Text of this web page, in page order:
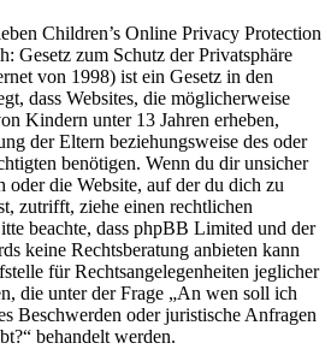
Children’s Online Privacy Protection
Gesetz zum Schutz der Privatsphäre
von 1998) ist ein Gesetz in den
dass Websites, die möglicherweise
Kindern unter 13 Jahren erheben,
der Eltern beziehungsweise des oder
benötigen. Wenn du dir unsicher
oder die Website, auf der du dich zu
zutrifft, ziehe einen rechtlichen
beachte, dass phpBB Limited und der
keine Rechtsberatung anbieten kann
für Rechtsangelegenheiten jeglicher
die unter der Frage „An wen soll ich
Beschwerden oder juristische Anfragen
behandelt werden.